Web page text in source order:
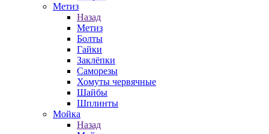
Метиз
Назад
Метиз
Болты
Гайки
Заклёпки
Саморезы
Хомуты червячные
Шайбы
Шплинты
Мойка
Назад